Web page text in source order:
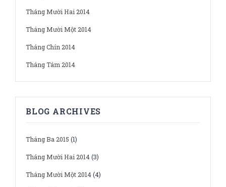
Tháng Mười Hai 2014
Tháng Mười Một 2014
Tháng Chín 2014
Tháng Tám 2014
BLOG ARCHIVES
Tháng Ba 2015 (1)
Tháng Mười Hai 2014(3)
Tháng Mười Một 2014(4)